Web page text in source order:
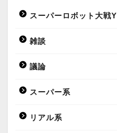
スーパーロボット大戦Y
雑談
議論
スーパー系
リアル系